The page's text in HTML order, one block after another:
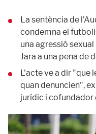
La sentència de
condemna el
una agressió
Jara a una pena de
L'acte ve a dir "que
quan denuncien",
jurídic i